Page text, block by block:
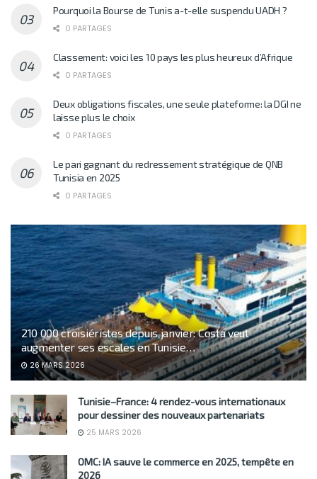
Pourquoi la Bourse de Tunis a-t-elle suspendu UADH ?
0 PARTAGES
Classement: voici les 10 pays les plus heureux d’Afrique
0 PARTAGES
Deux obligations fiscales, une seule plateforme: la DGI ne
laisse plus le choix
0 PARTAGES
Le pari gagnant du redressement stratégique de QNB
Tunisia en 2025
0 PARTAGES
210 000 croisiéristes depuis janvier: Costa veut
augmenter ses escales en Tunisie…
26 MARS 2026
Tunisie–France: 4 rendez-vous internationaux
pour dessiner des nouveaux partenariats
25 MARS 2026
OMC: IA sauve le commerce en 2025, tempête en
2026